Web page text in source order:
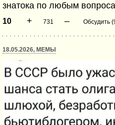
знатока по любым
10 + 731 – Обсудить
18.05.2026, МЕМЫ